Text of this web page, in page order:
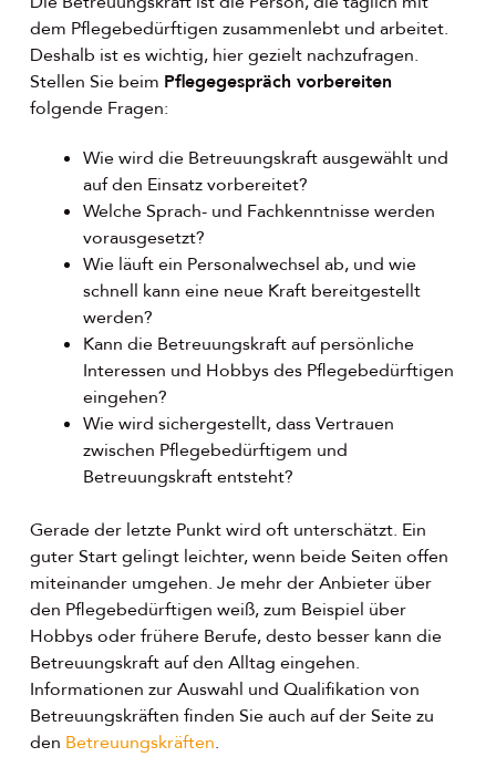
dem Pflegebedürftigen zusammenlebt und arbeitet.
Deshalb ist es wichtig, hier gezielt nachzufragen.
Stellen Sie beim Pflegegespräch vorbereiten
folgende Fragen:
Wie wird die Betreuungskraft ausgewählt und
auf den Einsatz vorbereitet?
Welche Sprach- und Fachkenntnisse werden
vorausgesetzt?
Wie läuft ein Personalwechsel ab, und wie
schnell kann eine neue Kraft bereitgestellt
werden?
Kann die Betreuungskraft auf persönliche
Interessen und Hobbys des Pflegebedürftigen
eingehen?
Wie wird sichergestellt, dass Vertrauen
zwischen Pflegebedürftigem und
Betreuungskraft entsteht?
Gerade der letzte Punkt wird oft unterschätzt. Ein
guter Start gelingt leichter, wenn beide Seiten offen
miteinander umgehen. Je mehr der Anbieter über
den Pflegebedürftigen weiß, zum Beispiel über
Hobbys oder frühere Berufe, desto besser kann die
Betreuungskraft auf den Alltag eingehen.
Informationen zur Auswahl und Qualifikation von
Betreuungskräften finden Sie auch auf der Seite zu
den Betreuungskräften.